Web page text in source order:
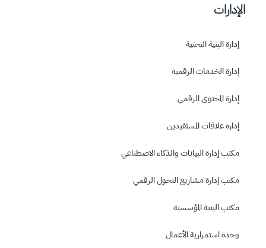
الإدارات
إدارة البنية التحتية
إدارة الخدمات الرقمية
إدارة المحتوى الرقمي
إدارة علاقات المستفيدين
مكتب إدارة البيانات والذكاء الاصطناعي
مكتب إدارة مشاريع التحول الرقمي
مكتب البنية المؤسسية
وحدة استمرارية الأعمال